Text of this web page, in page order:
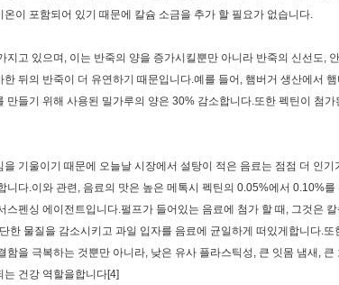
이 포함되어 있기 때문에 칼슘 소금을 추가 할 필요가 없습니다.
지고 있으며, 이는 반죽의 양을 증가시킬뿐만 아니라 반죽의 신선도,
뒤의 반죽이 더 유연하기 때문입니다.예를 들어, 햄버거 생산에서
만들기 위해 사용된 밀가루의 양은 30% 감소합니다.또한 펙틴이 첨가
기울이기 때문에 오늘날 시장에서 설탕이 적은 음료는 점점 더 인
니다.이와 관련, 음료의 맛은 높은 메톡시 펙틴의 0.05%에서 0.10%
스펜싱 에이전트입니다.펄프가 들어있는 음료에 첨가 할 때, 그것은
한 물질을 감소시키고 과일 입자를 음료에 균일하게 떠있게합니다.
함을 극복하는 것뿐만 아니라, 낮은 유사 플라스틱성, 큰 잇몸 냄새,
건강 역할을합니다[4]